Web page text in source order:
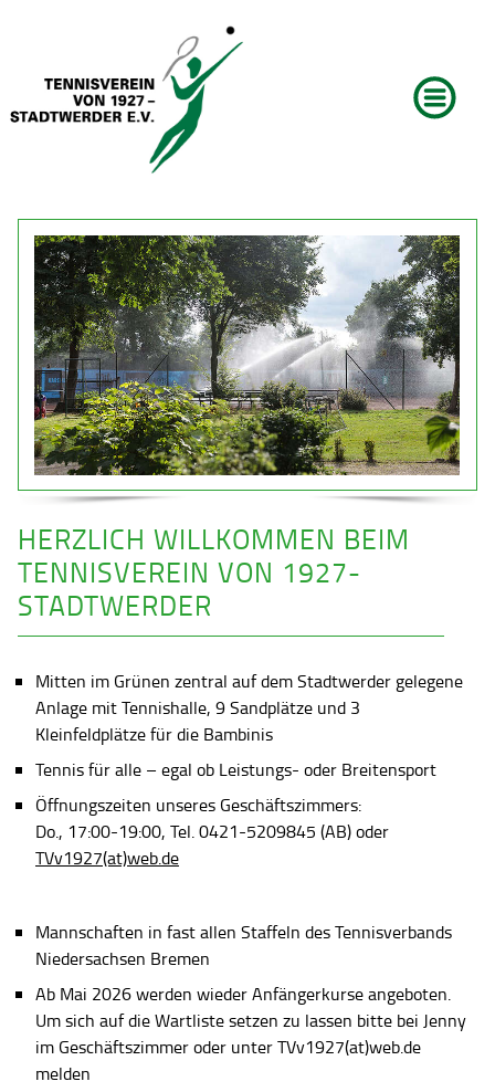
HERZLICH WILLKOMMEN BEIM
TENNISVEREIN VON 1927-
STADTWERDER
Mitten im Grünen zentral auf dem Stadtwerder gelegene
Anlage mit Tennishalle, 9 Sandplätze und 3
Kleinfeldplätze für die Bambinis
Tennis für alle – egal ob Leistungs- oder Breitensport
Öffnungszeiten unseres Geschäftszimmers:
Do., 17:00-19:00, Tel. 0421-5209845 (AB) oder
TVv1927(at)web.de
Mannschaften in fast allen Staffeln des Tennisverbands
Niedersachsen Bremen
Ab Mai 2026 werden wieder Anfängerkurse angeboten.
Um sich auf die Wartliste setzen zu lassen bitte bei Jenny
im Geschäftszimmer oder unter TVv1927(at)web.de
melden